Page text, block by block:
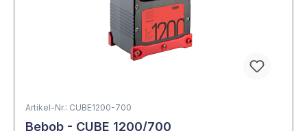
Artikel-Nr.: CUBE1200-700
Bebob - CUBE 1200/700